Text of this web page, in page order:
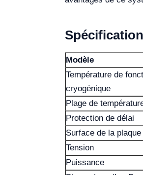
Modèle
Température de
cryogénique
Plage de
Protection de délai
Surface de la
Tension
Puissance